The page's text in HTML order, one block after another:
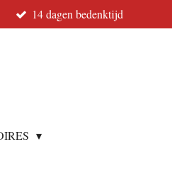
14 dagen bedenktijd